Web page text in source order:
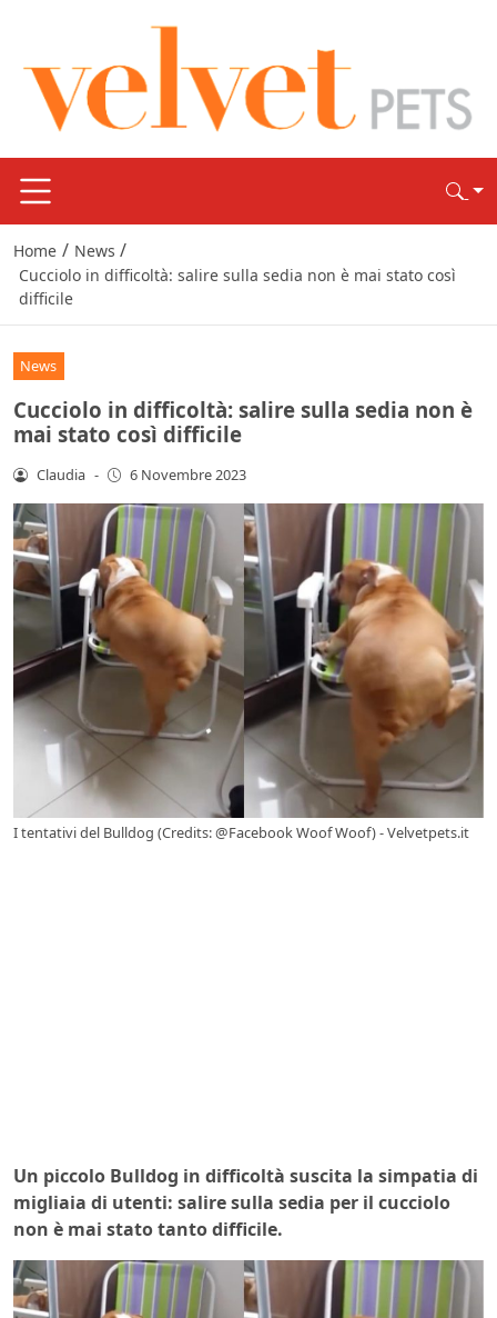
Home / News /
Cucciolo in difficoltà: salire sulla sedia non è mai stato così
difficile
News
Cucciolo in difficoltà: salire sulla sedia non è
mai stato così difficile
Claudia - 6 Novembre 2023
I tentativi del Bulldog (Credits: @Facebook Woof Woof) - Velvetpets.it
Un piccolo Bulldog in difficoltà suscita la simpatia di
migliaia di utenti: salire sulla sedia per il cucciolo
non è mai stato tanto difficile.